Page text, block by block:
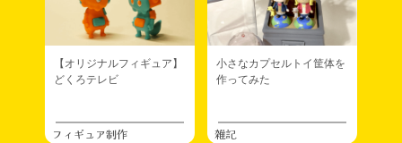
【オリジナルフィギュア】
どくろテレビ
フィギュア制作
小さなカプセルトイ筐体を
作ってみた
雑記